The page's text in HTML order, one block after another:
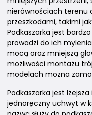
nierównościach terenu
przeszkodami, takimi
Podkaszarka jest
prowadzi do ich
mocą oraz mniejszą
możliwości montażu
modelach można
Podkaszarka jest
jednoręczny uchwyt w